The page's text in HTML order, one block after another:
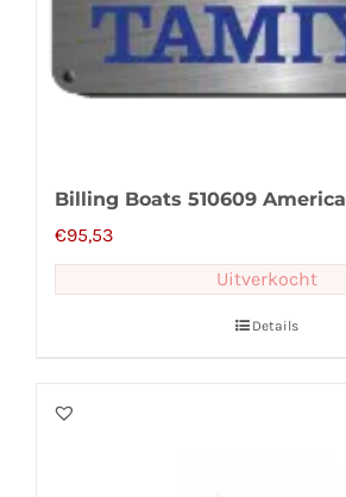
Billing Boats 510609 America
€95,53
Uitverkocht
Details